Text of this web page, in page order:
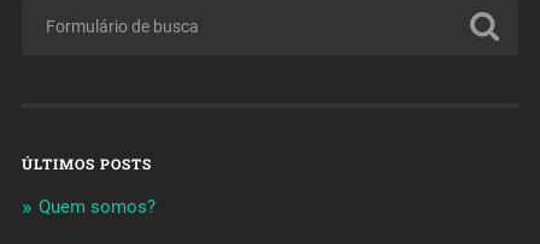
ÚLTIMOS POSTS
Quem somos?